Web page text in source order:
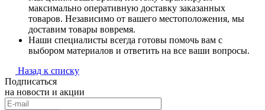
максимально оперативную доставку заказанных
товаров. Независимо от вашего местоположения, мы
доставим товары вовремя.
Наши специалисты всегда готовы помочь вам с
выбором материалов и ответить на все ваши вопросы.
Назад к списку
Подписаться
на новости и акции